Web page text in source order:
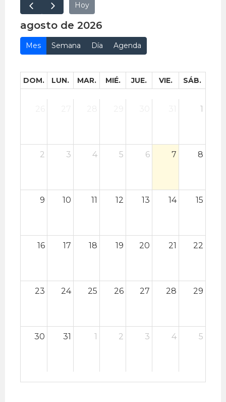
Hoy
agosto de 2026
Mes Semana Día Agenda
DOM. LUN. MAR. MIÉ. JUE. VIE. SÁB.
1
2 3 4 5 6 7 8
9 10 11 12 13 14 15
16 17 18 19 20 21 22
23 24 25 26 27 28 29
30 31 1 2 3 4 5